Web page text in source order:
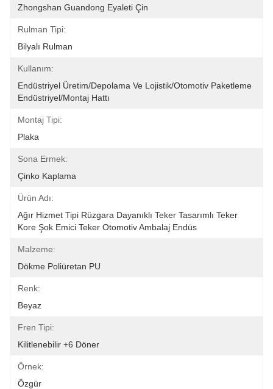
Zhongshan Guandong Eyaleti Çin
Rulman Tipi:
Bilyalı Rulman
Kullanım:
Endüstriyel Üretim/Depolama Ve Lojistik/Otomotiv Paketleme
Endüstriyel/montaj Hattı
Montaj Tipi:
Plaka
Sona Ermek:
Çinko Kaplama
Ürün Adı:
Ağır Hizmet Tipi Rüzgara Dayanıklı Teker Tasarımlı Teker
Kore Şok Emici Teker Otomotiv Ambalaj Endüs
Malzeme:
Dökme Poliüretan PU
Renk:
Beyaz
Fren Tipi:
Kilitlenebilir +6 Döner
Örnek:
Özgür